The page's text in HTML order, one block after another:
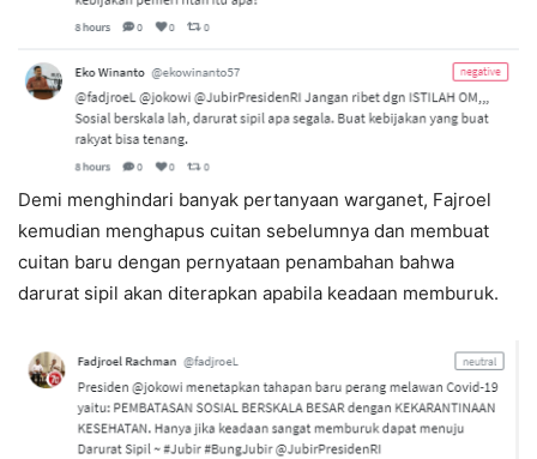
Demi menghindari banyak pertanyaan warganet, Fajroel
kemudian menghapus cuitan sebelumnya dan membuat
cuitan baru dengan pernyataan penambahan bahwa
darurat sipil akan diterapkan apabila keadaan memburuk.